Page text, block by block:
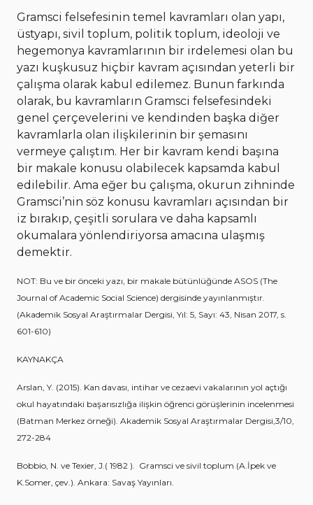
Gramsci felsefesinin temel kavramları olan yapı,
üstyapı, sivil toplum, politik toplum, ideoloji ve
hegemonya kavramlarının bir irdelemesi olan bu
yazı kuşkusuz hiçbir kavram açısından yeterli bir
çalışma olarak kabul edilemez. Bunun farkında
olarak, bu kavramların Gramsci felsefesindeki
genel çerçevelerini ve kendinden başka diğer
kavramlarla olan ilişkilerinin bir şemasını
vermeye çalıştım. Her bir kavram kendi başına
bir makale konusu olabilecek kapsamda kabul
edilebilir. Ama eğer bu çalışma, okurun zihninde
Gramsci’nin söz konusu kavramları açısından bir
iz bırakıp, çeşitli sorulara ve daha kapsamlı
okumalara yönlendiriyorsa amacına ulaşmış
demektir.
NOT: Bu ve bir önceki yazı, bir makale bütünlüğünde ASOS (The
Journal of Academic Social Science) dergisinde yayınlanmıştır.
(Akademik Sosyal Araştırmalar Dergisi, Yıl: 5, Sayı: 43, Nisan 2017, s.
601-610)
KAYNAKÇA
Arslan, Y. (2015). Kan davası, intihar ve cezaevi vakalarının yol açtığı
okul hayatındaki başarısızlığa ilişkin öğrenci görüşlerinin incelenmesi
(Batman Merkez örneği). Akademik Sosyal Araştırmalar Dergisi,3/10,
272-284
Bobbio, N. ve Texier, J.( 1982 ). Gramsci ve sivil toplum (A.İpek ve
K.Somer, çev.). Ankara: Savaş Yayınları.